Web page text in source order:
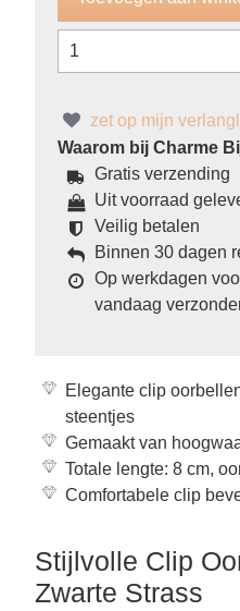
zet op mijn
Waarom bij Charme
Gratis verzending
Uit voorraad
Veilig betalen
Binnen 30 dagen
Op werkdagen
vandaag
Elegante clip
steentjes
Gemaakt van
Totale lengte: 8 cm,
Comfortabele clip
Stijlvolle Clip
Zwarte Strass